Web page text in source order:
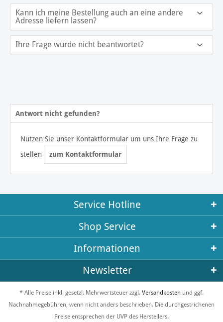
Kann ich meine Bestellung auch an eine andere
Adresse liefern lassen?
Ihre Frage wurde nicht beantwortet?
Antwort nicht gefunden?
Nutzen Sie unser Kontaktformular um uns Ihre Frage zu
stellen
zum Kontaktformular
Service Hotline
Shop Service
Informationen
Newsletter
* Alle Preise inkl. gesetzl. Mehrwertsteuer zzgl. Versandkosten und ggf.
Nachnahmegebühren, wenn nicht anders beschrieben. Die durchgestrichenen
Preise entsprechen der UVP des Herstellers.